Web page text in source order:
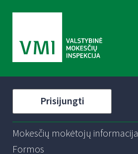
Prisijungti
Mokesčių mokėtojų informacija
Formos